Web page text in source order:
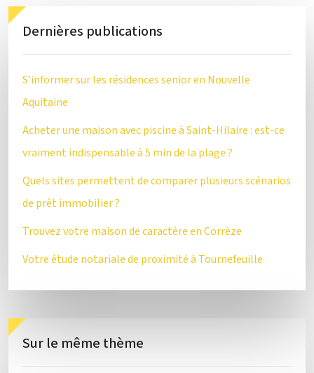
Dernières publications
S’informer sur les résidences senior en Nouvelle
Aquitaine
Acheter une maison avec piscine à Saint-Hilaire : est-ce
vraiment indispensable à 5 min de la plage ?
Quels sites permettent de comparer plusieurs scénarios
de prêt immobilier ?
Trouvez votre maison de caractère en Corrèze
Votre étude notariale de proximité à Tournefeuille
Sur le même thème